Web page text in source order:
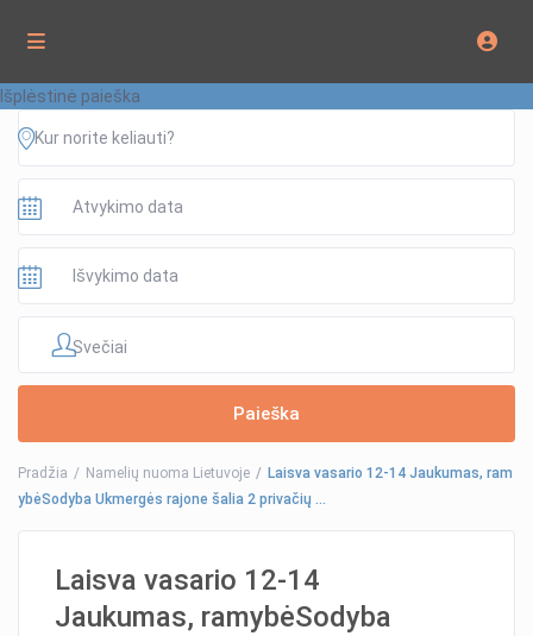
Išplėstinė paieška
Svečiai
Pradžia Namelių nuoma Lietuvoje
Laisva vasario 12-14 Jaukumas, ram
ybėSodyba Ukmergės rajone šalia 2 privačių …
Laisva vasario 12-14
Jaukumas, ramybėSodyba